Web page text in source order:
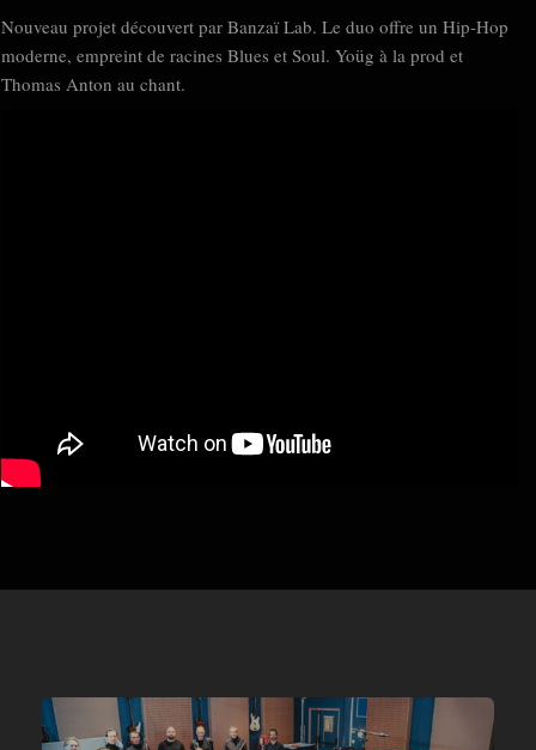
Nouveau projet découvert par Banzaï Lab. Le duo offre un Hip-Hop
moderne, empreint de racines Blues et Soul. Yoüg à la prod et
Thomas Anton au chant.